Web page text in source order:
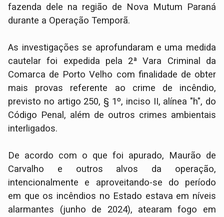
fazenda dele na região de Nova Mutum Paraná
durante a Operação Temporã.
As investigações se aprofundaram e uma medida
cautelar foi expedida pela 2ª Vara Criminal da
Comarca de Porto Velho com finalidade de obter
mais provas referente ao crime de incêndio,
previsto no artigo 250, § 1º, inciso II, alínea "h", do
Código Penal, além de outros crimes ambientais
interligados.
De acordo com o que foi apurado, Maurão de
Carvalho e outros alvos da operação,
intencionalmente e aproveitando-se do período
em que os incêndios no Estado estava em níveis
alarmantes (junho de 2024), atearam fogo em